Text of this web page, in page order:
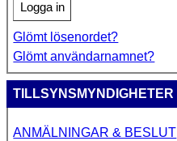
Logga in
Glömt lösenordet?
Glömt användarnamnet?
TILLSYNSMYNDIGHETER
ANMÄLNINGAR & BESLUT